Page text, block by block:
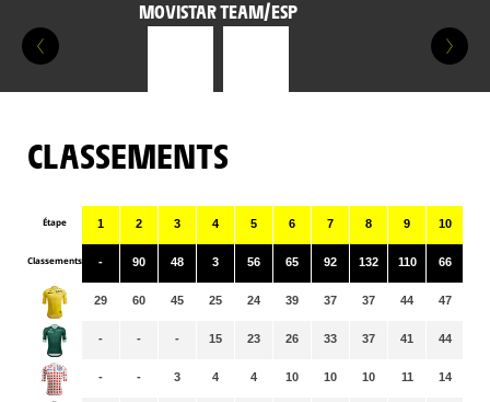
MOVISTAR TEAM/ESP
CLASSEMENTS
Étape
Classements
1
-
29
-
-
2
90
60
-
-
3
48
45
-
3
4
3
25
15
4
5
56
24
23
4
6
65
39
26
10
7
92
37
33
10
8
132
37
37
10
9
110
44
41
11
10
66
47
44
14